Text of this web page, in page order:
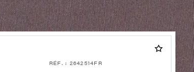
RÉF. : 2642514FR